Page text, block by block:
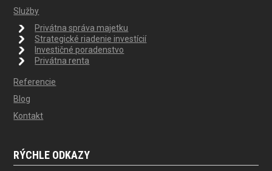
Služby
Privátna správa majetku
Strategické riadenie investícií
Investičné poradenstvo
Privátna renta
Referencie
Blog
Kontakt
RÝCHLE ODKAZY